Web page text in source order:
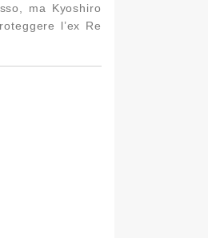
ma Kyoshiro
l’ex Re